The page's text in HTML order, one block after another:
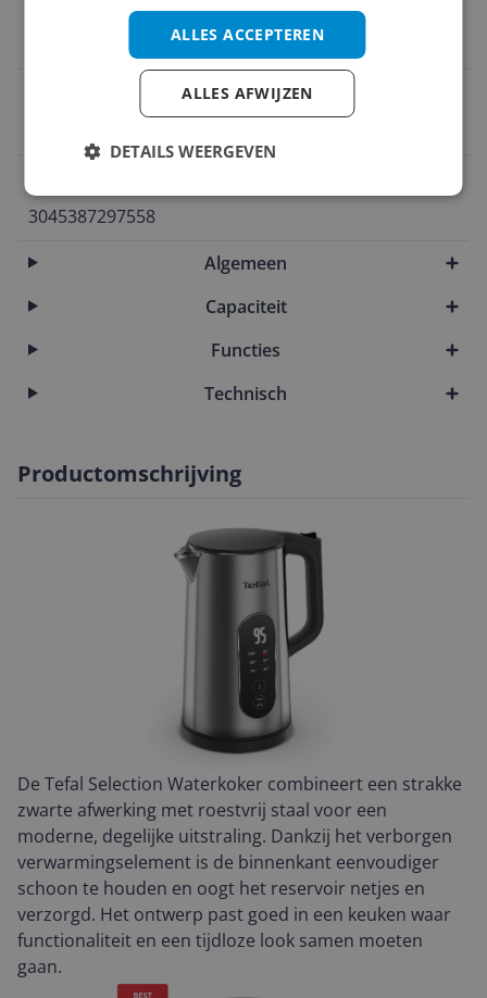
3045387297558
Algemeen
Capaciteit
Functies
Technisch
Productomschrijving
De Tefal Selection Waterkoker combineert een strakke
zwarte afwerking met roestvrij staal voor een
moderne, degelijke uitstraling. Dankzij het verborgen
verwarmingselement is de binnenkant eenvoudiger
schoon te houden en oogt het reservoir netjes en
verzorgd. Het ontwerp past goed in een keuken waar
functionaliteit en een tijdloze look samen moeten
gaan.
ALLES ACCEPTEREN
ALLES AFWIJZEN
DETAILS WEERGEVEN